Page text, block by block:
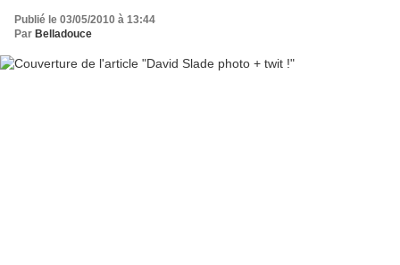
Publié le 03/05/2010 à 13:44
Par Belladouce